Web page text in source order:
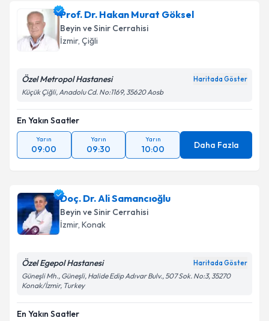
Prof. Dr. Hakan Murat Göksel
Beyin ve Sinir Cerrahisi
İzmir, Çiğli
Özel Metropol Hastanesi Haritada Göster
Küçük Çiğli, Anadolu Cd. No:1169, 35620 Aosb
En Yakın Saatler
Yarın
09:00
Yarın
09:30
Yarın
10:00 Daha Fazla
Doç. Dr. Ali Samancıoğlu
Beyin ve Sinir Cerrahisi
İzmir, Konak
Özel Egepol Hastanesi Haritada Göster
Güneşli Mh., Güneşli, Halide Edip Adıvar Bulv., 507 Sok. No:3, 35270
Konak/İzmir, Turkey
En Yakın Saatler